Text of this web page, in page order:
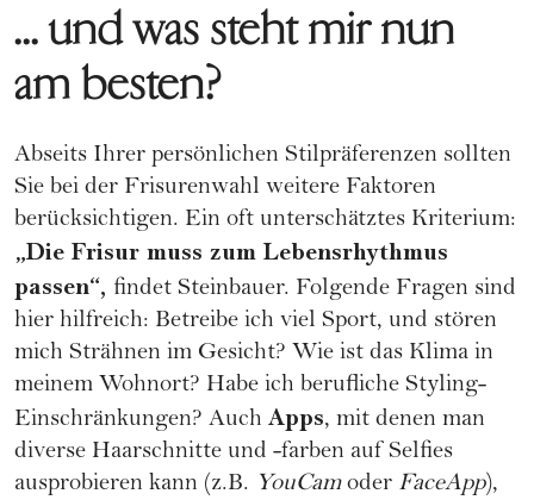
... und was steht mir nun
am besten?
Abseits Ihrer persönlichen Stilpräferenzen sollten
Sie bei der Frisurenwahl weitere Faktoren
berücksichtigen. Ein oft unterschätztes Kriterium:
„Die Frisur muss zum Lebensrhythmus
passen“, findet Steinbauer. Folgende Fragen sind
hier hilfreich: Betreibe ich viel Sport, und stören
mich Strähnen im Gesicht? Wie ist das Klima in
meinem Wohnort? Habe ich berufliche Styling-
Einschränkungen? Auch Apps, mit denen man
diverse Haarschnitte und -farben auf Selfies
ausprobieren kann (z.B. YouCamoder FaceApp),